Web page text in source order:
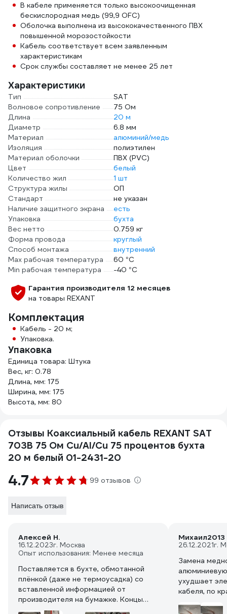
В кабеле применяется только высокоочищенная
бескислородная медь (99,9 OFC)
Оболочка выполнена из высококачественного ПВХ
повышенной морозостойкости
Кабель соответствует всем заявленным
характеристикам
Срок службы составляет не менее 25 лет
Характеристики
Тип
SAT
Волновое сопротивление
75 Ом
Длина
20 м
Диаметр
6.8 мм
Материал
алюминий/медь
Изоляция
полиэтилен
Материал оболочки
ПВХ (PVC)
Цвет
белый
Количество жил
1 шт
Структура жилы
ОП
Стандарт
не указан
Наличие защитного экрана
есть
Упаковка
бухта
Вес нетто
0.759 кг
Форма провода
круглый
Способ монтажа
внутренний
Max рабочая температура
60 °С
Min рабочая температура
-40 °С
Гарантия производителя 12 месяцев
на товары REXANT
Комплектация
Кабель - 20 м;
Упаковка.
Упаковка
Единица товара: Штука
Вес, кг: 0.78
Длина, мм: 175
Ширина, мм: 175
Высота, мм: 80
Отзывы Коаксиальный кабель REXANT SAT
703B 75 Ом Cu/Al/Cu 75 процентов бухта
20 м белый 01-2431-20
4.7 99 отзывов
Написать отзыв
Алексей Н.
16.12.2023г. Москва
Опыт использования: Менее месяца
Поставляется в бухте, обмотанной
плёнкой (даже не термоусадка) со
вставленной информацией от
производителя на бумажке. Концы
кабеля закрыты колпачками.
Михаил2013
26.12.2021г.
Замена
ухудшает
кабеля, по
метров ваш